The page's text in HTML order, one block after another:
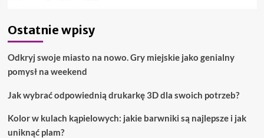
Ostatnie wpisy
Odkryj swoje miasto na nowo. Gry miejskie jako genialny
pomysł na weekend
Jak wybrać odpowiednią drukarkę 3D dla swoich potrzeb?
Kolor w kulach kąpielowych: jakie barwniki są najlepsze i jak
uniknąć plam?